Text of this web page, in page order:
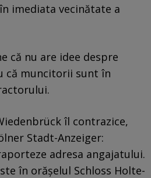
imediata vecinătate a
că nu are idee despre
că muncitorii sunt în
îl contrazice,
Stadt-Anzeiger:
adresa angajatului.
în orășelul Schloss Holte-